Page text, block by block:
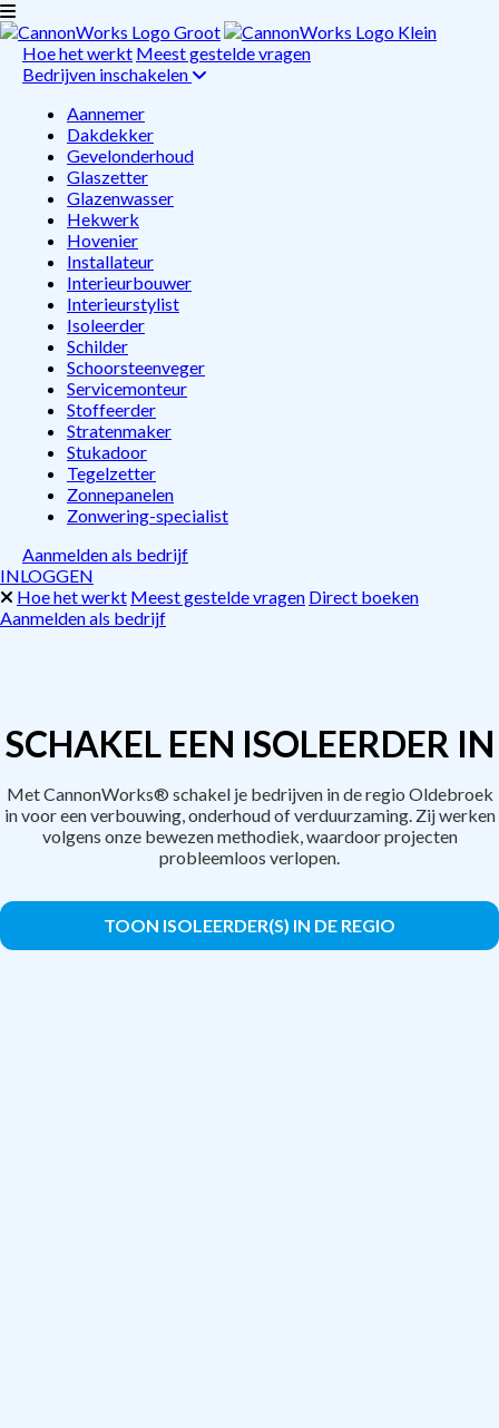
Hoe het werkt Meest gestelde vragen
Bedrijven inschakelen
Aannemer
Dakdekker
Gevelonderhoud
Glaszetter
Glazenwasser
Hekwerk
Hovenier
Installateur
Interieurbouwer
Interieurstylist
Isoleerder
Schilder
Schoorsteenveger
Servicemonteur
Stoffeerder
Stratenmaker
Stukadoor
Tegelzetter
Zonnepanelen
Zonwering-specialist
Aanmelden als bedrijf
INLOGGEN
Hoe het werkt Meest gestelde vragen Direct boeken
Aanmelden als bedrijf
SCHAKEL EEN ISOLEERDER IN
Met CannonWorks® schakel je bedrijven in de regio Oldebroek
in voor een verbouwing, onderhoud of verduurzaming. Zij werken
volgens onze bewezen methodiek, waardoor projecten
probleemloos verlopen.
TOON ISOLEERDER(S) IN DE REGIO